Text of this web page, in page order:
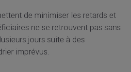
de minimiser les retards et
ne se retrouvent pas sans
jours suite à des
imprévus.